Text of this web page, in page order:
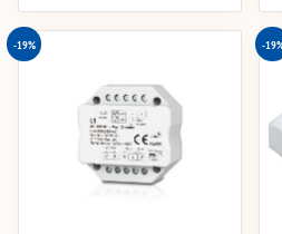
968 ден.783 ден.
-19% -